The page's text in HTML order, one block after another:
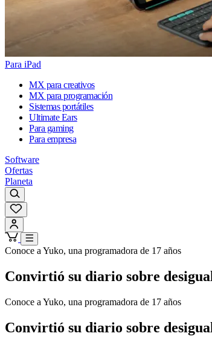
Para iPad
MX para creativos
MX para programación
Sistemas portátiles
Ultimate Ears
Para gaming
Para empresa
Software
Ofertas
Planeta
Conoce a Yuko, una programadora de 17 años
Convirtió su diario sobre
Conoce a Yuko, una programadora de 17 años
Convirtió su diario sobre